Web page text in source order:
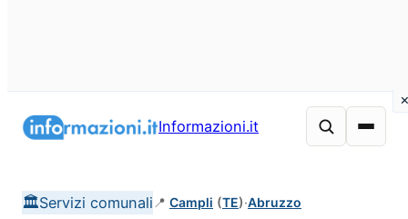
Informazioni.it
🏛️Servizi comunali 📍 Campli (TE)·Abruzzo